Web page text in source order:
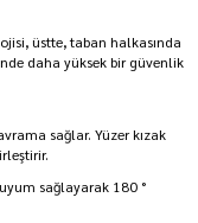
üstte, taban halkasında
daha yüksek bir güvenlik
sağlar. Yüzer kızak
sağlayarak 180 °